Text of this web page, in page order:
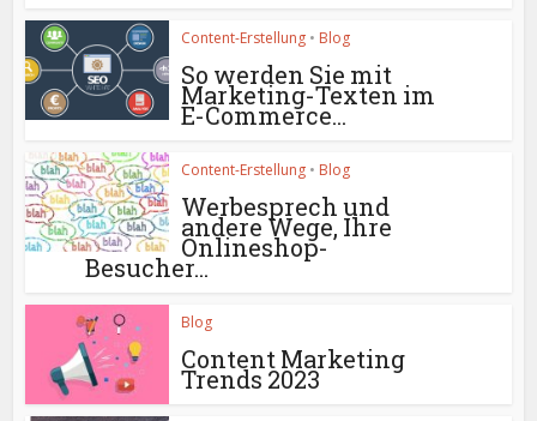
Content-Erstellung • Blog
So werden Sie mit
Marketing-Texten im
E-Commerce...
Content-Erstellung • Blog
Werbesprech und
andere Wege, Ihre
Onlineshop-
Besucher...
Blog
Content Marketing
Trends 2023